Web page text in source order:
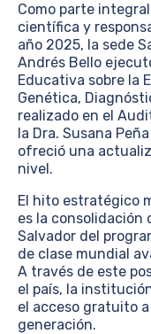
Como parte
científica y
año 2025, la sede
Andrés Bello
Educativa sobre la
Genética,
realizado en el
la Dra. Susana
ofreció una
nivel.
El hito estratégico
es la consolidación
Salvador del
de clase mundial
A través de este
el país, la
el acceso gratuito
generación.